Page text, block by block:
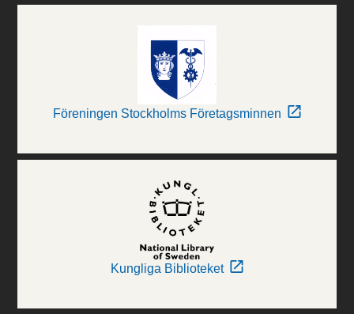
Föreningen Stockholms Företagsminnen
Kungliga Biblioteket